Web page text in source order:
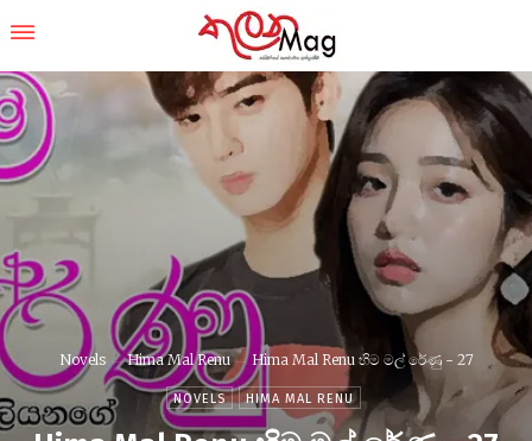
Novels Hima Mal Renu Hima Mal Renu හිම මල් රේණු - 27
NOVELS HIMA MAL RENU